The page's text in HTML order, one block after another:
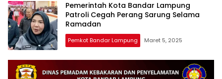
Pemerintah Kota Bandar Lampung
Patroli Cegah Perang Sarung Selama
Ramadan
Pemkot Bandar Lampung Maret 5, 2025